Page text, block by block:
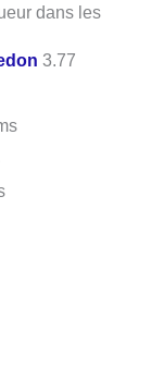
dans les
3.77